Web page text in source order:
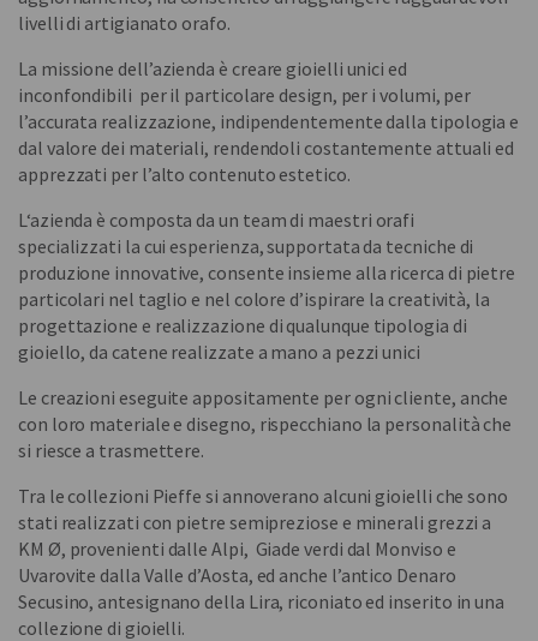
livelli di artigianato orafo.
La missione dell’azienda è creare gioielli unici ed
inconfondibili per il particolare design, per i volumi, per
l’accurata realizzazione, indipendentemente dalla tipologia e
dal valore dei materiali, rendendoli costantemente attuali ed
apprezzati per l’alto contenuto estetico.
L‘azienda è composta da un team di maestri orafi
specializzati la cui esperienza, supportata da tecniche di
produzione innovative, consente insieme alla ricerca di pietre
particolari nel taglio e nel colore d’ispirare la creatività, la
progettazione e realizzazione di qualunque tipologia di
gioiello, da catene realizzate a mano a pezzi unici
Le creazioni eseguite appositamente per ogni cliente, anche
con loro materiale e disegno, rispecchiano la personalità che
si riesce a trasmettere.
Tra le collezioni Pieffe si annoverano alcuni gioielli che sono
stati realizzati con pietre semipreziose e minerali grezzi a
KM Ø, provenienti dalle Alpi, Giade verdi dal Monviso e
Uvarovite dalla Valle d’Aosta, ed anche l’antico Denaro
Secusino, antesignano della Lira, riconiato ed inserito in una
collezione di gioielli.